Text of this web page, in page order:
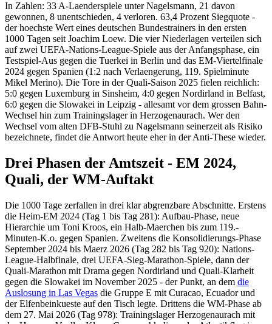
In Zahlen: 33 A-Laenderspiele unter Nagelsmann, 21 davon
gewonnen, 8 unentschieden, 4 verloren. 63,4 Prozent Siegquote -
der hoechste Wert eines deutschen Bundestrainers in den ersten
1000 Tagen seit Joachim Loew. Die vier Niederlagen verteilen sich
auf zwei UEFA-Nations-League-Spiele aus der Anfangsphase, ein
Testspiel-Aus gegen die Tuerkei in Berlin und das EM-Viertelfinale
2024 gegen Spanien (1:2 nach Verlaengerung, 119. Spielminute
Mikel Merino). Die Tore in der Quali-Saison 2025 fielen reichlich:
5:0 gegen Luxemburg in Sinsheim, 4:0 gegen Nordirland in Belfast,
6:0 gegen die Slowakei in Leipzig - allesamt vor dem grossen Bahn-
Wechsel hin zum Trainingslager in Herzogenaurach. Wer den
Wechsel vom alten DFB-Stuhl zu Nagelsmann seinerzeit als Risiko
bezeichnete, findet die Antwort heute eher in der Anti-These wieder.
Drei Phasen der Amtszeit - EM 2024,
Quali, der WM-Auftakt
Die 1000 Tage zerfallen in drei klar abgrenzbare Abschnitte. Erstens
die Heim-EM 2024 (Tag 1 bis Tag 281): Aufbau-Phase, neue
Hierarchie um Toni Kroos, ein Halb-Maerchen bis zum 119.-
Minuten-K.o. gegen Spanien. Zweitens die Konsolidierungs-Phase
September 2024 bis Maerz 2026 (Tag 282 bis Tag 920): Nations-
League-Halbfinale, drei UEFA-Sieg-Marathon-Spiele, dann der
Quali-Marathon mit Drama gegen Nordirland und Quali-Klarheit
gegen die Slowakei im November 2025 - der Punkt, an dem die
Auslosung in Las Vegas die Gruppe E mit Curacao, Ecuador und
der Elfenbeinkueste auf den Tisch legte. Drittens die WM-Phase ab
dem 27. Mai 2026 (Tag 978): Trainingslager Herzogenaurach mit